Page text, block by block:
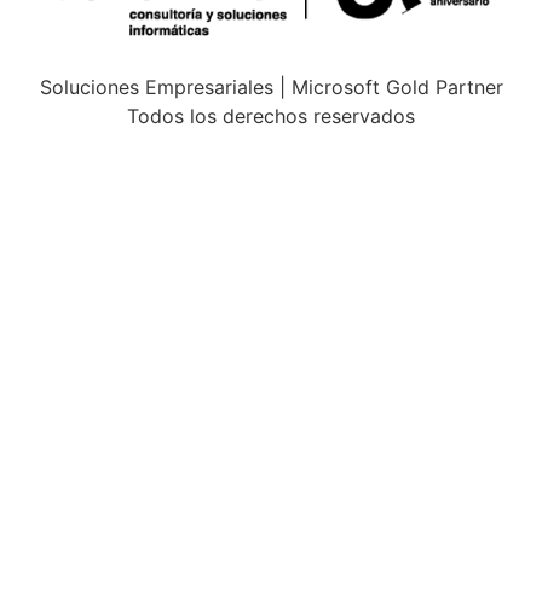
Soluciones Empresariales | Microsoft Gold Partner
Todos los derechos reservados